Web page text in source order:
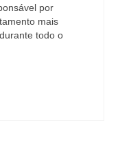
por
mais
todo o